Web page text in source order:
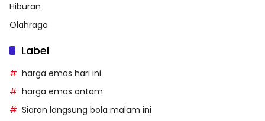
Hiburan
Olahraga
Label
harga emas hari ini
harga emas antam
Siaran langsung bola malam ini